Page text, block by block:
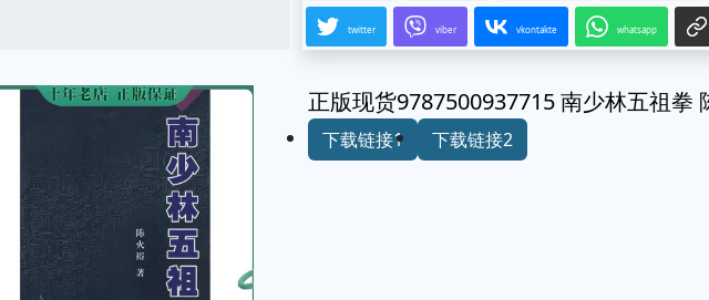
twitter viber vkontakte whatsapp
正版现货9787500937715 南少林五祖拳
下载链接1 下载链接2